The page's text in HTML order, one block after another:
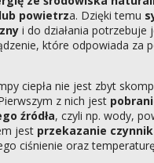
powietrza. Dzięki temu
i do działania potrzebuje
które odpowiada za
ciepła nie jest zbyt
z nich jest
źródła, czyli np. wody,
jest przekazanie
ciśnienie oraz